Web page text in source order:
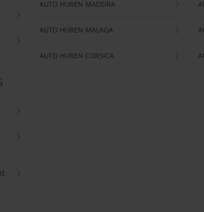
AUTO HUREN MADEIRA
AUTO HUREN MALAGA
AUTO HUREN CORSICA